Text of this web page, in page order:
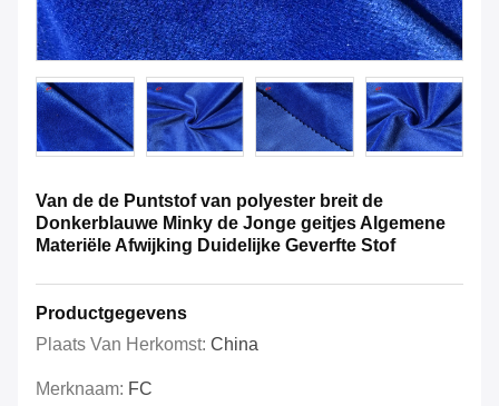
Van de de Puntstof van polyester breit de
Donkerblauwe Minky de Jonge geitjes Algemene
Materiële Afwijking Duidelijke Geverfte Stof
Productgegevens
Plaats Van Herkomst: China
Merknaam: FC